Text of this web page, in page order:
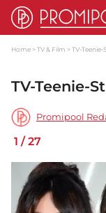
Home TV & Film TV-
TV-Teenie-
Promipool
1 /27